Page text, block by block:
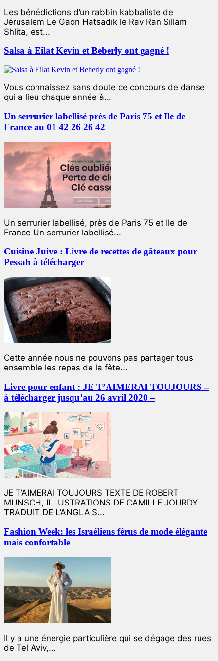
Les bénédictions d’un rabbin kabbaliste de
Jérusalem Le Gaon Hatsadik le Rav Ran Sillam
Shlita, est...
Salsa à Eilat Kevin et Beberly ont gagné !
Vous connaissez sans doute ce concours de danse
qui a lieu chaque année à...
Un serrurier labellisé près de Paris 75 et Ile de
France au 01 42 26 26 42
Un serrurier labellisé, près de Paris 75 et Ile de
France Un serrurier labellisé...
Cuisine Juive : Livre de recettes de gâteaux pour
Pessah à télécharger
Cette année nous ne pouvons pas partager tous
ensemble les repas de la fête...
Livre pour enfant : JE T’AIMERAI TOUJOURS –
à télécharger jusqu’au 26 avril 2020 –
JE T’AIMERAI TOUJOURS TEXTE DE ROBERT
MUNSCH, ILLUSTRATIONS DE CAMILLE JOURDY
TRADUIT DE L’ANGLAIS...
Fashion Week: les Israéliens férus de mode élégante
mais confortable
Il y a une énergie particulière qui se dégage des rues
de Tel Aviv,...